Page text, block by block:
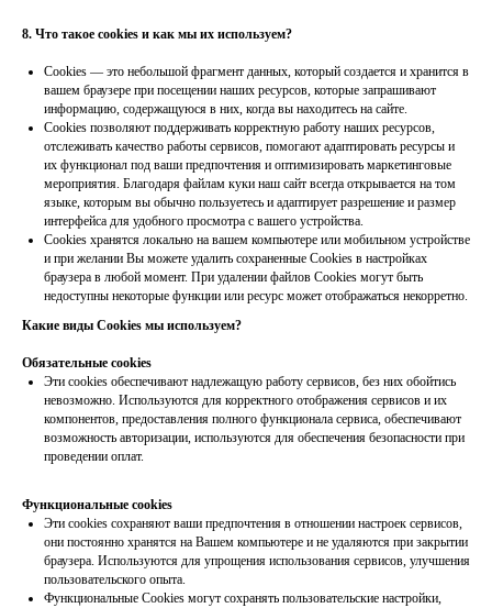
8. Что такое cookies и как мы их используем?
Сookies — это небольшой фрагмент данных, который создается и хранится в
вашем браузере при посещении наших ресурсов, которые запрашивают
информацию, содержащуюся в них, когда вы находитесь на сайте.
Cookies позволяют поддерживать корректную работу наших ресурсов,
отслеживать качество работы сервисов, помогают адаптировать ресурсы и
их функционал под ваши предпочтения и оптимизировать маркетинговые
мероприятия. Благодаря файлам куки наш сайт всегда открывается на том
языке, которым вы обычно пользуетесь и адаптирует разрешение и размер
интерфейса для удобного просмотра с вашего устройства.
Сookies хранятся локально на вашем компьютере или мобильном устройстве
и при желании Вы можете удалить сохраненные Сookies в настройках
браузера в любой момент. При удалении файлов Cookies могут быть
недоступны некоторые функции или ресурс может отображаться некорретно.
Какие виды Сookies мы используем?
Обязательные cookies
Эти cookies обеспечивают надлежащую работу сервисов, без них обойтись
невозможно. Используются для корректного отображения сервисов и их
компонентов, предоставления полного функционала сервиса, обеспечивают
возможность авторизации, используются для обеспечения безопасности при
проведении оплат.
Функциональные сookies
Эти cookies сохраняют ваши предпочтения в отношении настроек сервисов,
они постоянно хранятся на Вашем компьютере и не удаляются при закрытии
браузера. Используются для упрощения использования сервисов, улучшения
пользовательского опыта.
Функциональные Сookies могут сохранять пользовательские настройки,